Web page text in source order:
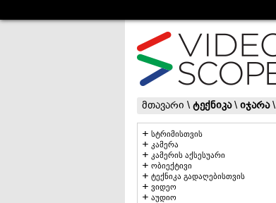
მთავარი \ ტექნიკა\ იჯარა\
სტრიმისთვის
კამერა
კამერის აქსესუარი
ობიექტივი
ტექნიკა გადაღებისთვის
ვიდეო
აუდიო